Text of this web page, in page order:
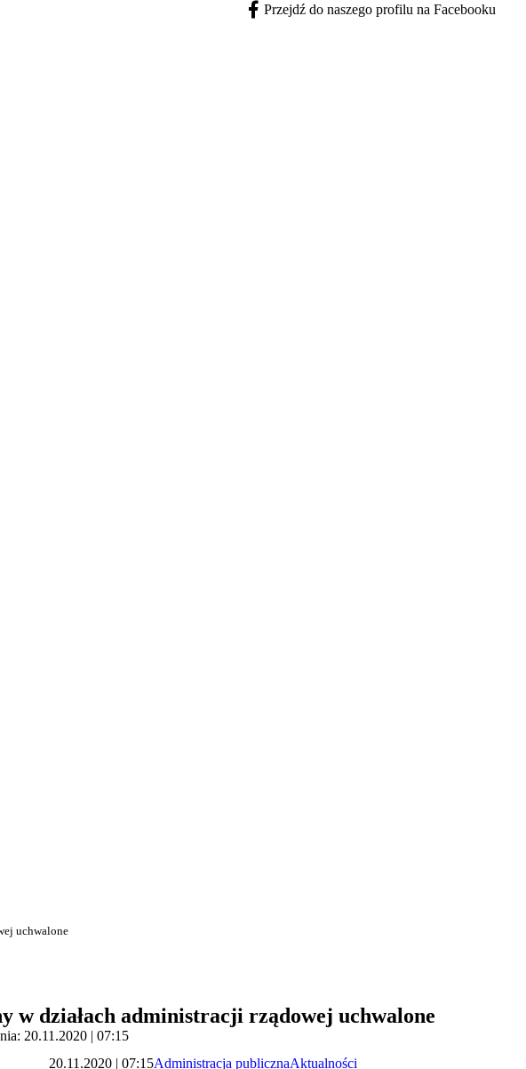
Facebook - otwiera się w nowej karcie
Przejdź do naszego profilu na Facebooku
uchwalone
w działach administracji rządowej uchwalone
20.11.2020 | 07:15
20.11.2020 | 07:15Administracja publicznaAktualności